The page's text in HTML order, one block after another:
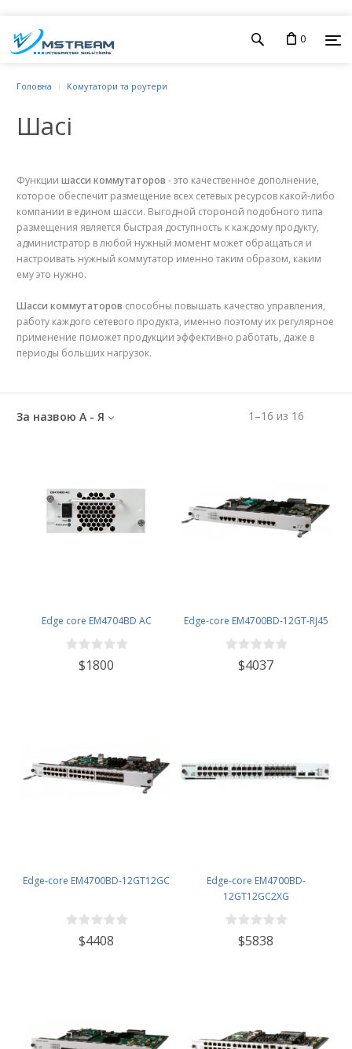
0
Головна Комутатори та роутери
Шасі
Функции шасси коммутаторов - это качественное дополнение,
которое обеспечит размещение всех сетевых ресурсов какой-либо
компании в едином шасси. Выгодной стороной подобного типа
размещения является быстрая доступность к каждому продукту,
администратор в любой нужный момент может обращаться и
настроивать нужный коммутатор именно таким образом, каким
ему это нужно.
Шасси коммутаторов способны повышать качество управления,
работу каждого сетевого продукта, именно поэтому их регулярное
применение поможет продукции эффективно работать, даже в
периоды больших нагрузок.
1 –16 из 16
За назвою А - Я
Edge core EM4704BD AC
$1800
Edge-core EM4700BD-12GT-RJ45
$4037
Edge-core EM4700BD-12GT12GC
$4408
Edge-core EM4700BD-
12GT12GC2XG
$5838